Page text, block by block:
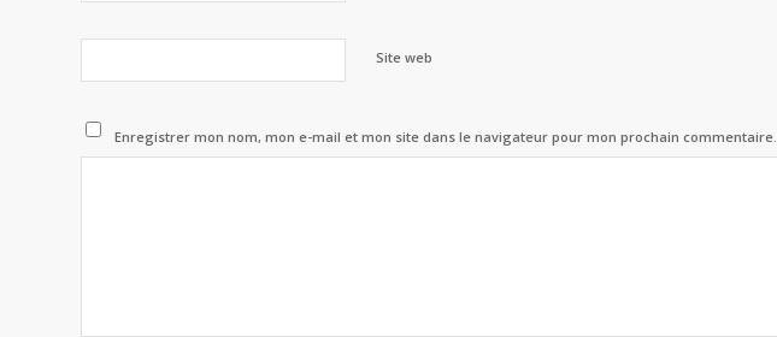
Site web
Enregistrer mon nom, mon e-mail et mon site dans le navigateur pour mon prochain commentaire.